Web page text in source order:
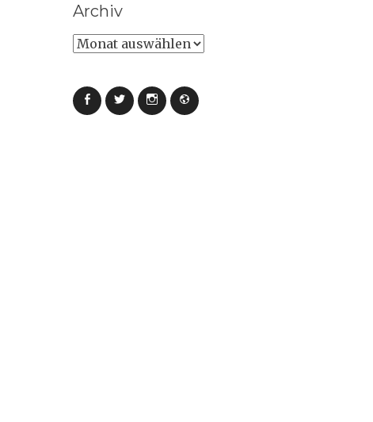
Archiv
Archiv
FacebookTwitter InstagramWebseite